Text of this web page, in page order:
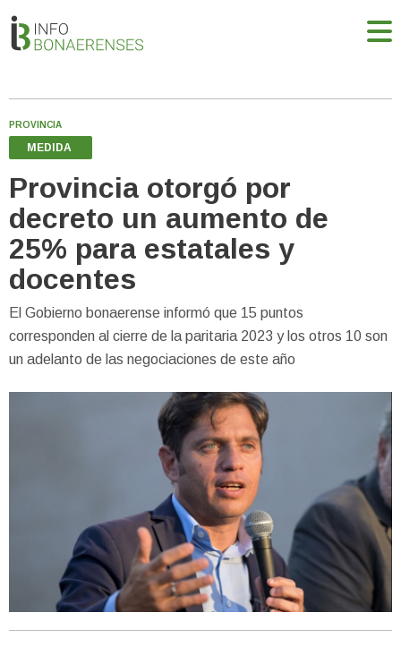
PROVINCIA
MEDIDA
Provincia otorgó por
decreto un aumento de
25% para estatales y
docentes
El Gobierno bonaerense informó que 15 puntos
corresponden al cierre de la paritaria 2023 y los otros 10 son
un adelanto de las negociaciones de este año